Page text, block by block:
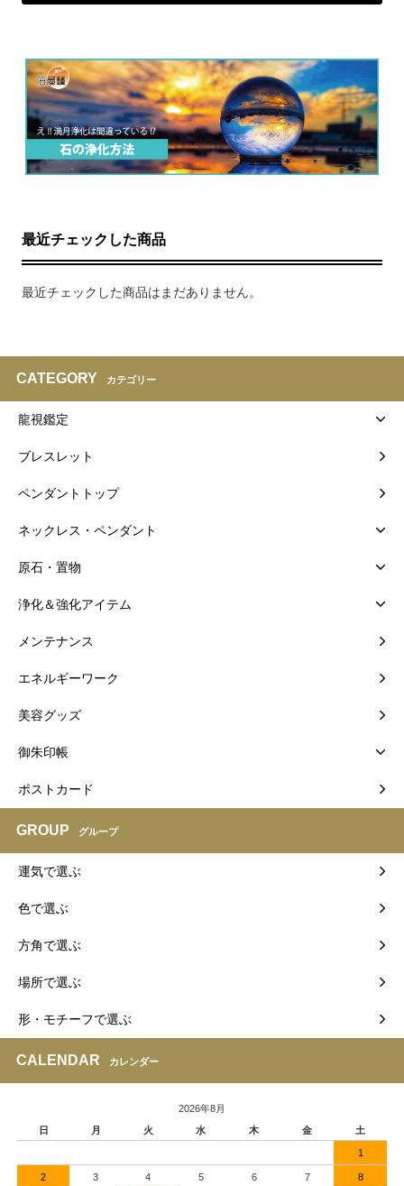
最近チェックした商品
最近チェックした商品はまだありません。
CATEGORY カテゴリー
龍視鑑定
ブレスレット
ペンダントトップ
ネックレス・ペンダント
原石・置物
浄化＆強化アイテム
メンテナンス
エネルギーワーク
美容グッズ
御朱印帳
ポストカード
GROUP グループ
運気で選ぶ
色で選ぶ
方角で選ぶ
場所で選ぶ
形・モチーフで選ぶ
CALENDAR カレンダー
2026年8月
日
月 火 水 木 金 土
1
2 3 4 5 6 7 8